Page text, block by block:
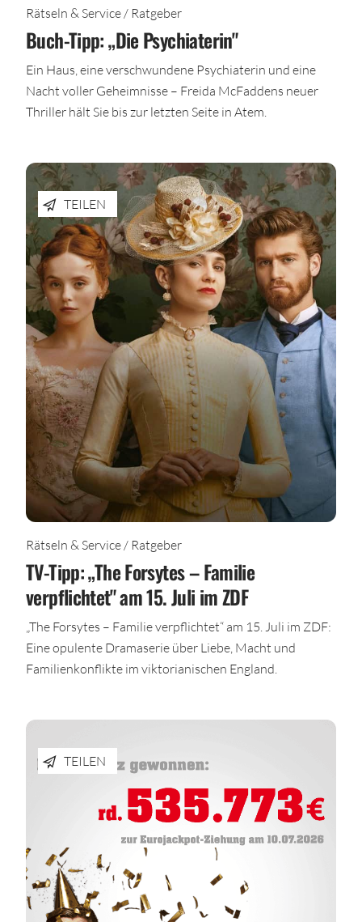
Rätseln & Service / Ratgeber
Buch-Tipp: „Die Psychiaterin"
Ein Haus, eine verschwundene Psychiaterin und eine
Nacht voller Geheimnisse – Freida McFaddens neuer
Thriller hält Sie bis zur letzten Seite in Atem.
TEILEN
Rätseln & Service / Ratgeber
TV-Tipp: „The Forsytes – Familie
verpflichtet" am 15. Juli im ZDF
„The Forsytes – Familie verpflichtet“ am 15. Juli im ZDF:
Eine opulente Dramaserie über Liebe, Macht und
Familienkonflikte im viktorianischen England.
TEILEN